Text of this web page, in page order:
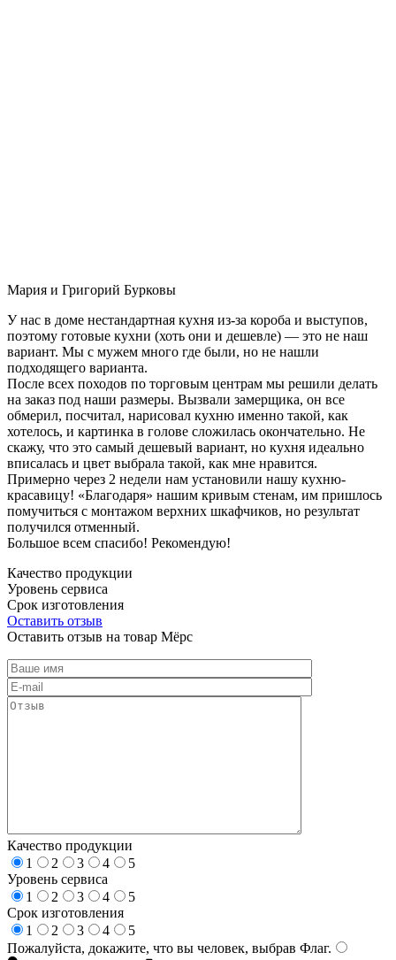
Мария и Григорий Бурковы
У нас в доме нестандартная кухня из-за короба и выступов,
поэтому готовые кухни (хоть они и дешевле) — это не наш
вариант. Мы с мужем много где были, но не нашли
подходящего варианта.
После всех походов по торговым центрам мы решили делать
на заказ под наши размеры. Вызвали замерщика, он все
обмерил, посчитал, нарисовал кухню именно такой, как
хотелось, и картинка в голове сложилась окончательно. Не
скажу, что это самый дешевый вариант, но кухня идеально
вписалась и цвет выбрала такой, как мне нравится.
Примерно через 2 недели нам установили нашу кухню-
красавицу! «Благодаря» нашим кривым стенам, им пришлось
помучиться с монтажом верхних шкафчиков, но результат
получился отменный.
Большое всем спасибо! Рекомендую!
Качество продукции
Уровень сервиса
Срок изготовления
Оставить отзыв
Оставить отзыв на товар Мёрс
Качество продукции
1
2 3 4
5
Уровень сервиса
1
2 3 4
5
Срок изготовления
1
2 3 4
5
Пожалуйста, докажите, что вы человек, выбрав Флаг.